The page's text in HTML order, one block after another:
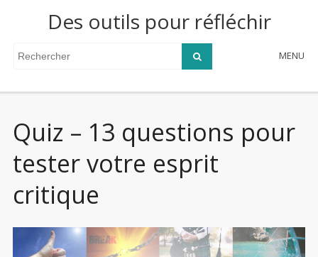
Des outils pour réfléchir
MENU
Quiz – 13 questions pour
tester votre esprit
critique